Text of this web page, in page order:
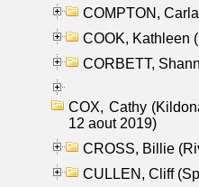
COMPTON,
COOK, Kathleen
CORBETT,
COX, Cathy
12 aout 2019)
CROSS, Billie
CULLEN, Cliff